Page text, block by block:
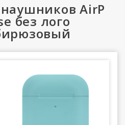
AirP
без лого